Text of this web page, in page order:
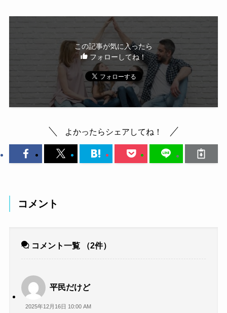
この記事が気に入ったら
フォローしてね！
よかったらシェアしてね！
コメント
コメント一覧 （2件）
平民だけど
2025年12月16日 10:00 AM